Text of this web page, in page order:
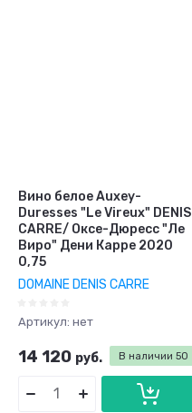
Вино белое Auxey-
Duresses "Le Vireux" DENIS
CARRE/ Оксе-Дюресс "Ле
Виро" Дени Карре 2020
0,75
DOMAINE DENIS CARRE
Артикул: нет
В наличии 50
14 120 руб.